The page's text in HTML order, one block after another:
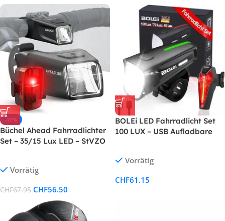
-17%
Büchel Ahead Fahrradlichter
Set – 35/15 Lux LED – StVZO
Schwarz
Vorrätig
CHF67.95 CHF56.50
BOLEi LED Fahrradlicht Set
100 LUX – USB Aufladbare
Wasserdicht – Front- und
Batteriewarnung
Vorrätig
CHF61.15